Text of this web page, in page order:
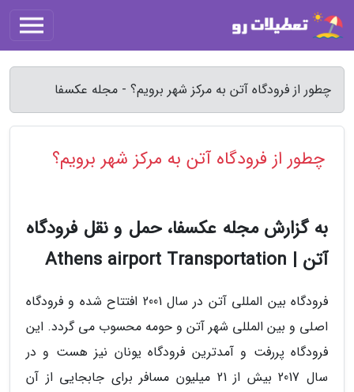
چطور از فرودگاه آتن به مرکز شهر برویم؟ - مجله عکسفا
چطور از فرودگاه آتن به مرکز شهر برویم؟
به گزارش مجله عکسفا، حمل و نقل فرودگاه
آتن | Athens airport Transportation
فرودگاه بین المللی آتن در سال 2001 افتتاح شده و فرودگاه
اصلی و بین المللی شهر آتن و حومه محسوب می گردد. این
فرودگاه پررفت و آمدترین فرودگاه یونان نیز هست و در
سال 2017 بیش از 21 میلیون مسافر برای جابجایی از آن